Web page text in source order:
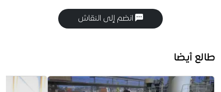
انضم إلى النقاش
طالع أيضا